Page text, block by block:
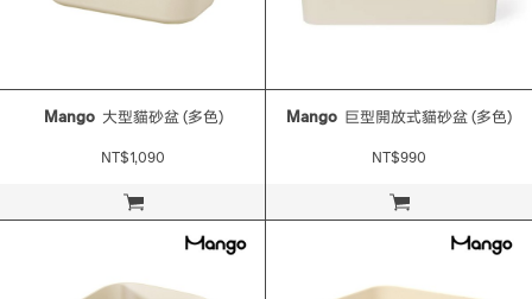
立即購買
Mango 大型貓砂盆 (多色)
NT$1,090
立即購買
Mango 巨型開放式貓砂盆 (多色)
NT$990